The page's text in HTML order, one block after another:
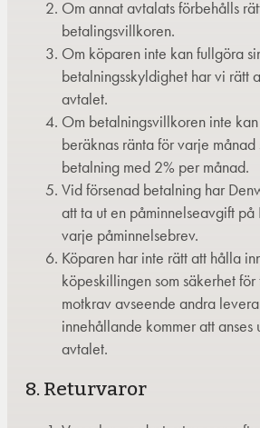
Om annat avtalats förbehålls
betalingsvillkoren.
Om köparen inte kan fullgöra
betalningsskyldighet har vi rätt
avtalet.
Om betalningsvillkoren inte
beräknas ränta för varje
betalning med 2% per månad.
Vid försenad betalning har
att ta ut en påminnelseavgift
varje påminnelsebrev.
Köparen har inte rätt att hålla
köpeskillingen som säkerhet
motkrav avseende andra
innehållande kommer att anses
avtalet.
8. Returvaror